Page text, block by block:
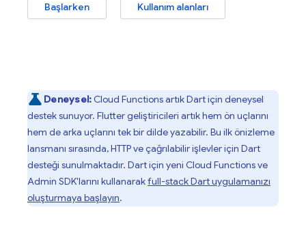
Başlarken Kullanım alanları
Deneysel: Cloud Functionsartık Dart için deneysel
destek sunuyor. Flutter geliştiricileri artık hem ön uçlarını
hem de arka uçlarını tek bir dilde yazabilir. Bu ilk önizleme
lansmanı sırasında, HTTP ve çağrılabilir işlevler için Dart
desteği sunulmaktadır. Dart için yeni Cloud Functionsve
Admin SDK'larını kullanarakfull-stack Dart uygulamanızı
oluşturmaya başlayın.